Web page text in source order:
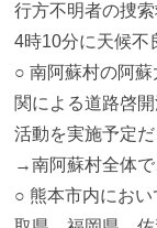
行方不明者の捜
4時10分に天候不
○ 南阿蘇村の阿
関による道路啓
活動を実施予定
→南阿蘇村全体
○ 熊本市内にお